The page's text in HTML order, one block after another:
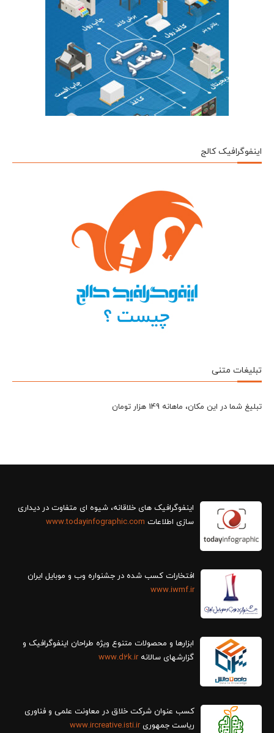
اینفوگرافیک کالج
تبلیغات متنی
تبلیغ شما در این مکان، ماهانه 149 هزار تومان
سازی اطلاعات www.todayinfographic.com
افتخارات کسب شده در جشنواره وب و موبایل ایران
www.iwmf.ir
ابزارها و محصولات متنوع ویژه طراحان اینفوگرافیک و
گزارش‎های سالانه
www.d2k.ir
کسب عنوان شرکت خلاق در معاونت علمی و فناوری
ریاست جمهوریwww.ircreative.isti.ir